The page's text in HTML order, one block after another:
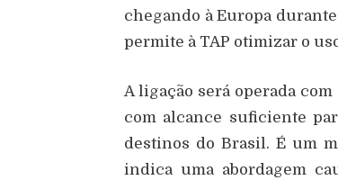
chegando à Europa
permite à TAP otimizar o
A ligação será operada
com alcance suficiente
destinos do Brasil. É um
indica uma abordagem